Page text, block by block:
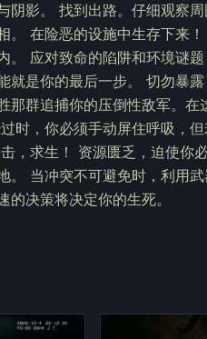
阴影。 找到出路。仔细观察
。 在险恶的设施中生存下来
。 应对致命的陷阱和环境谜
就是你的最后一步。 切勿暴
那群追捕你的压倒性敌军。
时，你必须手动屏住呼吸，
，求生！ 资源匮乏，迫使你
。 当冲突不可避免时，利用
的决策将决定你的生死。